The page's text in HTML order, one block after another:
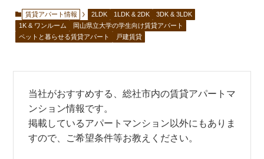
賃貸アパート情報 2LDK 1LDK & 2DK
3DK & 3LDK
1K & ワンルーム
岡山県立大学の学生向け賃貸アパート
ペットと暮らせる賃貸アパート
戸建賃貸
当社がおすすめする、総社市内の賃貸アパートマ
ンション情報です。
掲載しているアパートマンション以外にもありま
すので、ご希望条件等お教えください。